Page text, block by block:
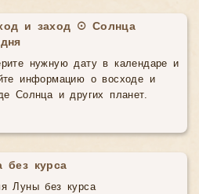
и заход ☉ Солнца
нужную дату в календаре и
информацию о восходе и
Солнца и других планет.
без курса
Луны без курса